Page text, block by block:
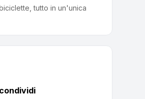
tutto in un'unica